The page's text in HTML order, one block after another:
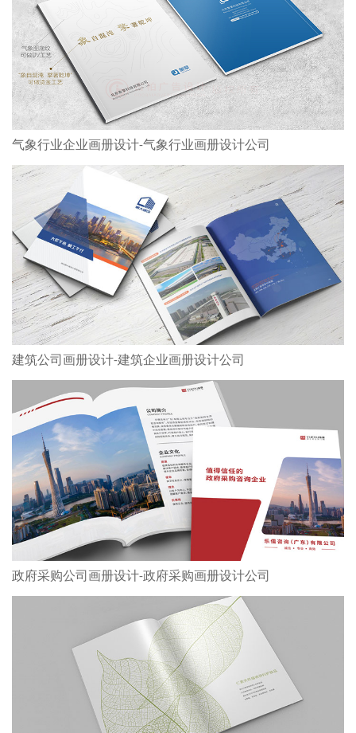
气象行业企业画册设计-气象行业画册设计公司
建筑公司画册设计-建筑企业画册设计公司
政府采购公司画册设计-政府采购画册设计公司